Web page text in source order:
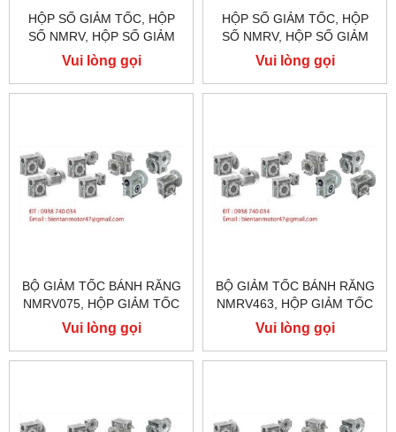
HỘP SỐ GIẢM TỐC, HỘP
SỐ NMRV, HỘP SỐ GIẢM
TỐC NMRV030
Vui lòng gọi
HỘP SỐ GIẢM TỐC, HỘP
SỐ NMRV, HỘP SỐ GIẢM
TỐC NMRV025
Vui lòng gọi
BỘ GIẢM TỐC BÁNH RĂNG
NMRV075, HỘP GIẢM TỐC
NMRV075, TỶ LỆ TỐC ĐỘ 1:
7,5
Vui lòng gọi
BỘ GIẢM TỐC BÁNH RĂNG
NMRV463, HỘP GIẢM TỐC
NMRV063, TỶ LỆ TỐC ĐỘ 1:
7,5
Vui lòng gọi